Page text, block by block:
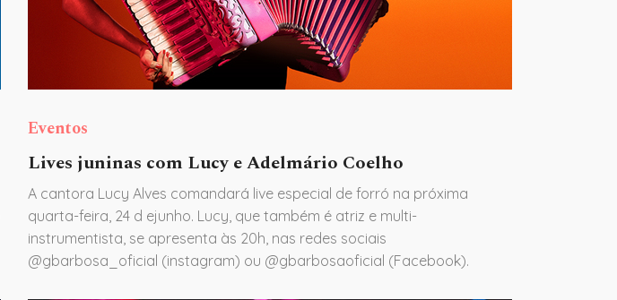
Eventos
Lives juninas com Lucy e Adelmário Coelho
A cantora Lucy Alves comandará live especial de forró na próxima
quarta-feira, 24 d ejunho. Lucy, que também é atriz e multi-
instrumentista, se apresenta às 20h, nas redes sociais
@gbarbosa_oficial (instagram) ou @gbarbosaoficial (Facebook).